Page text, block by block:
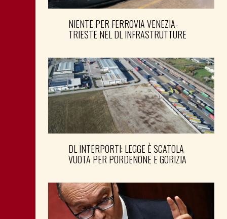
NIENTE PER FERROVIA VENEZIA-
TRIESTE NEL DL INFRASTRUTTURE
DL INTERPORTI: LEGGE È SCATOLA
VUOTA PER PORDENONE E GORIZIA